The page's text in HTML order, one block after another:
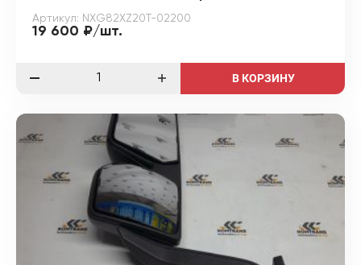
Артикул: NXG82XZ20T-02200
19 600 ₽/шт.
В КОРЗИНУ